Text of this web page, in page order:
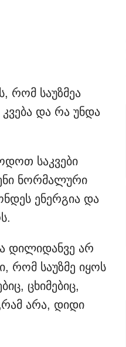
რომ საუზმეა
და რა უნდა
საკვები
ნორმალური
ენერგია და
დილიდანვე არ
რომ საუზმე იყოს
ცხიმებიც,
არა, დიდი